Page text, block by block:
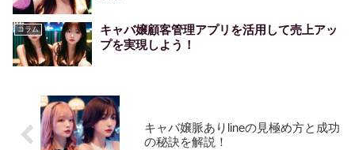
コラム
キャバ嬢顧客管理アプリを活用して売上アッ
プを実現しよう！
キャバ嬢脈ありlineの見極め方と成功
の秘訣を解説！